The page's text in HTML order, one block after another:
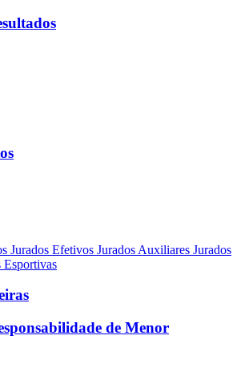
Jurados Efetivos Jurados Auxiliares Jurados
Esportivas
de Menor